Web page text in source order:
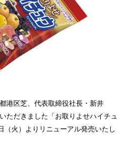
港区芝、代表取締役社長・新井
ただきました「お取りよせハイチュ
（火）よりリニューアル発売いたし